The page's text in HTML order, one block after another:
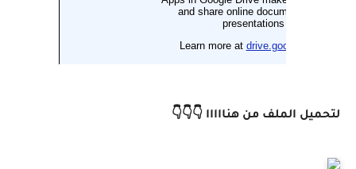
لتحميل الملف من هنااااا 👇👇👇